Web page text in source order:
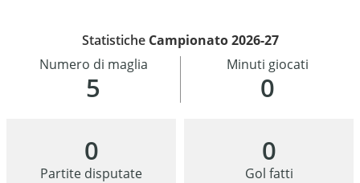
Statistiche Campionato 2026-27
5
Numero di maglia
0
Minuti giocati
0
Partite disputate
0
Gol fatti